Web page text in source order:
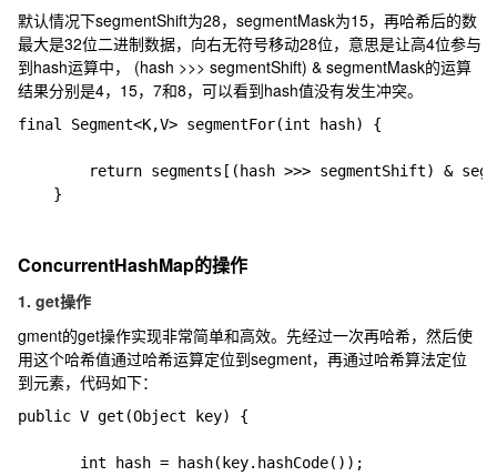
默认情况下segmentShift为28，segmentMask为15，再哈希后的数
最大是32位二进制数据，向右无符号移动28位，意思是让高4位参与
到hash运算中， (hash >>> segmentShift) & segmentMask的运算
结果分别是4，15，7和8，可以看到hash值没有发生冲突。
final Segment<K,V> segmentFor(int hash) {
return segments[(hash >>> segmentShift) &
ConcurrentHashMap的操作
1. get操作
gment的get操作实现非常简单和高效。先经过一次再哈希，然后使
用这个哈希值通过哈希运算定位到segment，再通过哈希算法定位
到元素，代码如下：
public V get(Object key) {
       int hash = hash(key.hashCode());